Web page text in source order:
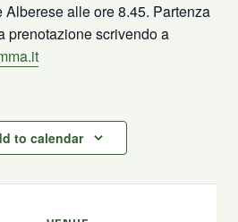
alle ore 8.45. Partenza
prenotazione scrivendo a
to calendar